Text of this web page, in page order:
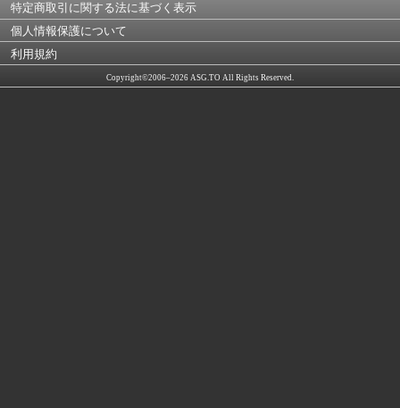
特定商取引に関する法に基づく表示
個人情報保護について
利用規約
Copyright©2006–2026 ASG.TO All Rights Reserved.